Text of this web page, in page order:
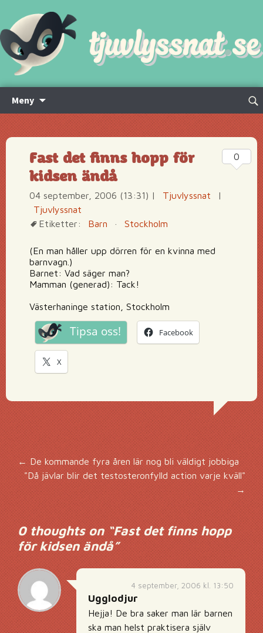
Meny
innehåll
Sök
Fast det finns hopp för
kidsen ändå
04 september, 2006 (13:31) | Tjuvlyssnat
|
Tjuvlyssnat
Etiketter:
Barn · Stockholm
(En man håller upp dörren för en kvinna med
barnvagn.)
Barnet: Vad säger man?
Mamman (generad): Tack!
Västerhaninge station, Stockholm
Tipsa oss! Facebook
X
0
Inläggsnavigering
←De kommande fyra åren lär nog bli väldigt jobbiga
"Då jävlar blir det testosteronfylld action varje kväll"
→
0 thoughts on “Fast det finns hopp
för kidsen ändå”
4 september, 2006 kl. 13:50
Ugglodjur
Hejja! De bra saker man lär barnen
ska man helst praktisera själv